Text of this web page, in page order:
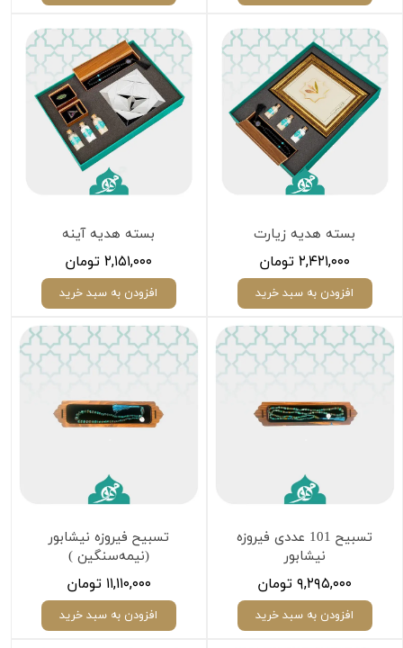
بسته هدیه زیارت
۲,۴۲۱,۰۰۰ تومان
افزودن به سبد خرید
بسته هدیه آینه
۲,۱۵۱,۰۰۰ تومان
افزودن به سبد خرید
تسبیح 101 عددی فیروزه
نیشابور
۹,۲۹۵,۰۰۰ تومان
افزودن به سبد خرید
تسبیح فیروزه نیشابور
(نیمه‌سنگین )
۱۱,۱۱۰,۰۰۰ تومان
افزودن به سبد خرید